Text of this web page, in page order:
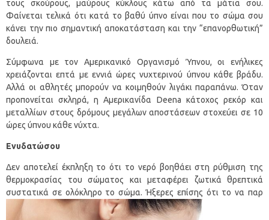
τους σκούρους, μαύρους κύκλους κάτω από τα μάτια σου.
Φαίνεται τελικά ότι κατά το βαθύ ύπνο είναι που το σώμα σου
κάνει την πιο σημαντική αποκατάσταση και την “επανορθωτική”
δουλειά.
Σύμφωνα με τον Αμερικανικό Οργανισμό Ύπνου, οι ενήλικες
χρειάζονται επτά με εννιά ώρες νυχτερινού ύπνου κάθε βράδυ.
Αλλά οι αθλητές μπορούν να κοιμηθούν λιγάκι παραπάνω. Όταν
προπονείται σκληρά, η Αμερικανίδα Deena κάτοχος ρεκόρ και
μεταλλίων στους δρόμους μεγάλων αποστάσεων στοχεύει σε 10
ώρες ύπνου κάθε νύχτα.
Ενυδατώσου
Δεν αποτελεί έκπληξη το ότι το νερό βοηθάει στη ρύθμιση της
θερμοκρασίας του σώματος και μεταφέρει ζωτικά θρεπτικά
συστατικά σε ολόκληρο το σώμα. Ήξερες επίσης ότι το να παρ